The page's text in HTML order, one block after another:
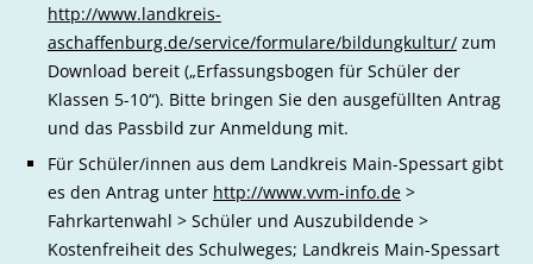
http://www.landkreis-
aschaffenburg.de/service/formulare/bildungkultur/zum
Download bereit („Erfassungsbogen für Schüler der
Klassen 5-10“). Bitte bringen Sie den ausgefüllten Antrag
und das Passbild zur Anmeldung mit.
Für Schüler/innen aus dem Landkreis Main-Spessart gibt
es den Antrag unter http://www.vvm-info.de>
Fahrkartenwahl > Schüler und Auszubildende >
Kostenfreiheit des Schulweges; Landkreis Main-Spessart